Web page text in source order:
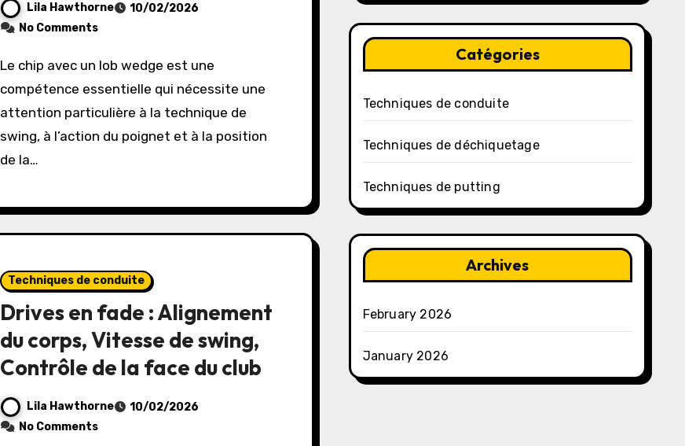
Lila Hawthorne
10/02/2026
No Comments
Le chip avec un lob wedge est une
compétence essentielle qui nécessite une
attention particulière à la technique de
swing, à l’action du poignet et à la position
de la…
Techniques de conduite
Drives en fade : Alignement
du corps, Vitesse de swing,
Contrôle de la face du club
Lila Hawthorne
10/02/2026
No Comments
Catégories
Techniques de conduite
Techniques de déchiquetage
Techniques de putting
Archives
February 2026
January 2026